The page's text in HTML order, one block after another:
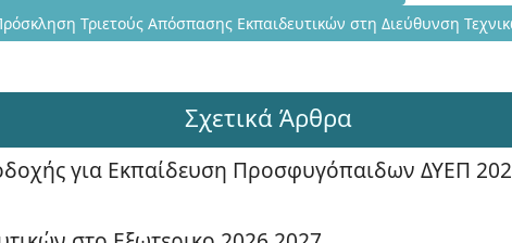
άρθρο: Πρόσκληση Τριετούς Απόσπασης Εκπαιδευτικών στη
Τριετούς Απόσπασης Εκπαιδευτικών στη Διεύθυνση
Σχετικά Άρθρα
για Εκπαίδευση Προσφυγόπαιδων ΔΥΕΠ